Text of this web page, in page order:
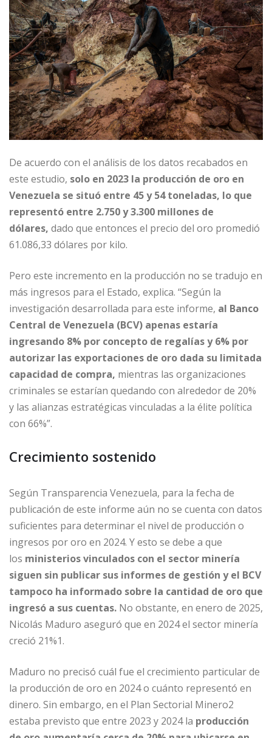
De acuerdo con el análisis de los datos recabados en
este estudio, solo en 2023 la producción de oro en
Venezuela se situó entre 45 y 54 toneladas, lo que
representó entre 2.750 y 3.300 millones de
dólares, dado que entonces el precio del oro promedió
61.086,33 dólares por kilo.
Pero este incremento en la producción no se tradujo en
más ingresos para el Estado, explica. “Según la
investigación desarrollada para este informe, al Banco
Central de Venezuela (BCV) apenas estaría
ingresando 8% por concepto de regalías y 6% por
autorizar las exportaciones de oro dada su limitada
capacidad de compra, mientras las organizaciones
criminales se estarían quedando con alrededor de 20%
y las alianzas estratégicas vinculadas a la élite política
con 66%”.
Crecimiento sostenido
Según Transparencia Venezuela, para la fecha de
publicación de este informe aún no se cuenta con datos
suficientes para determinar el nivel de producción o
ingresos por oro en 2024. Y esto se debe a que
los ministerios vinculados con el sector minería
siguen sin publicar sus informes de gestión y el BCV
tampoco ha informado sobre la cantidad de oro que
ingresó a sus cuentas. No obstante, en enero de 2025,
Nicolás Maduro aseguró que en 2024 el sector minería
creció 21%1.
Maduro no precisó cuál fue el crecimiento particular de
la producción de oro en 2024 o cuánto representó en
dinero. Sin embargo, en el Plan Sectorial Minero2
estaba previsto que entre 2023 y 2024 la producción